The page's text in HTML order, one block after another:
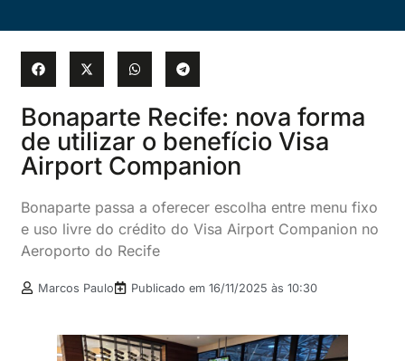
Bonaparte Recife: nova forma
de utilizar o benefício Visa
Airport Companion
Bonaparte passa a oferecer escolha entre menu fixo
e uso livre do crédito do Visa Airport Companion no
Aeroporto do Recife
Marcos Paulo Publicado em16/11/2025 às 10:30